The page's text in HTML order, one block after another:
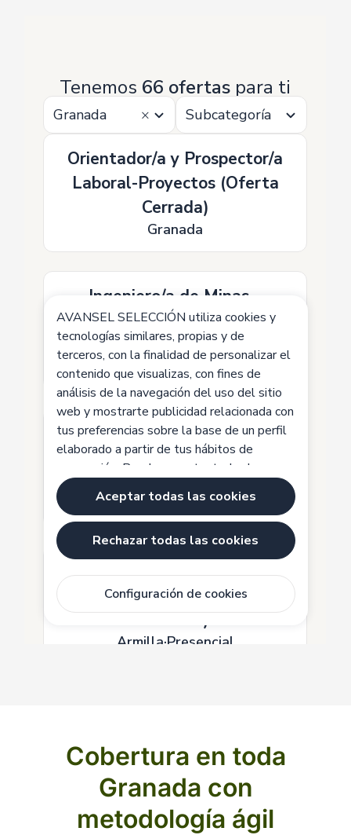
Cobertura en toda
Granada con
metodología ágil